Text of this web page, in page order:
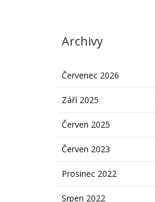
Archivy
Červenec 2026
Září 2025
Červen 2025
Červen 2023
Prosinec 2022
Srpen 2022